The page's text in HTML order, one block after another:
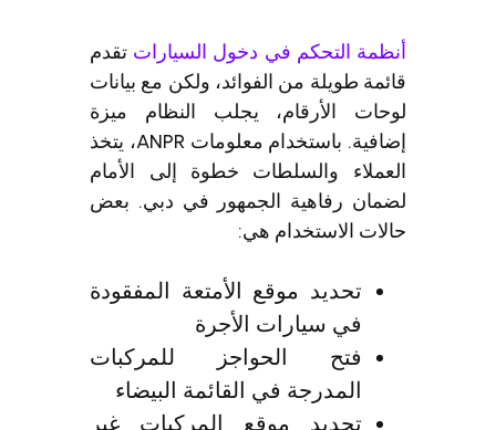
أنظمة التحكم في دخول السياراتتقدم
قائمة طويلة من الفوائد، ولكن مع بيانات
لوحات الأرقام، يجلب النظام ميزة
إضافية. باستخدام معلومات ANPR، يتخذ
العملاء والسلطات خطوة إلى الأمام
لضمان رفاهية الجمهور في دبي. بعض
حالات الاستخدام هي:
تحديد موقع الأمتعة المفقودة
في سيارات الأجرة
فتح الحواجز للمركبات
المدرجة في القائمة البيضاء
تحديد موقع المركبات غير